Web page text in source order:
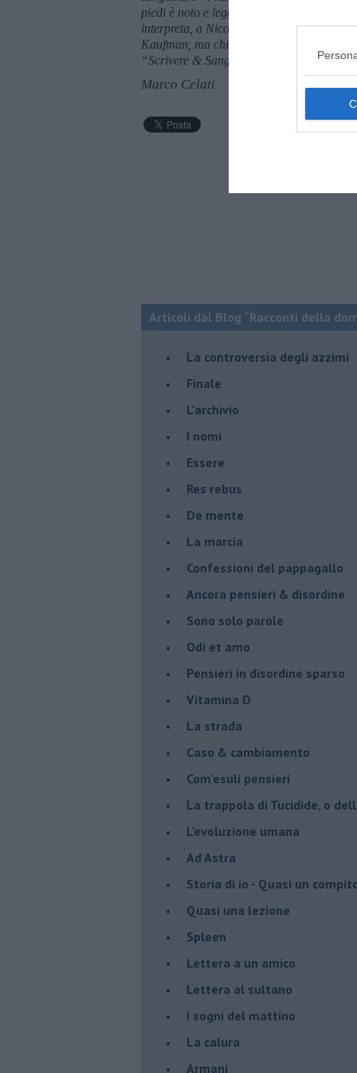
piedi è noto e leggendario. Che i migliori
interpreta, a Nicole Kidman nel ruolo di
Kaufman , ma chissà se è vero. “Presto
“Scrivere & Sanguinare”, elaborazione
Marco Celati
Articoli dal Blog “Racconti della
La controversia degli azzimi
Finale
L'archivio
I nomi
Essere
Res rebus
De mente
La marcia
Confessioni del pappagallo
Ancora pensieri & disordine
Sono solo parole
Odi et amo
Pensieri in disordine sparso
Vitamina D
La strada
Caso & cambiamento
Com'esuli pensieri
La trappola di Tucidide, o
L'evoluzione umana
Ad Astra
Storia di io - Quasi un
Quasi una lezione
Spleen
Lettera a un amico
Lettera al sultano
I sogni del mattino
La calura
Armani